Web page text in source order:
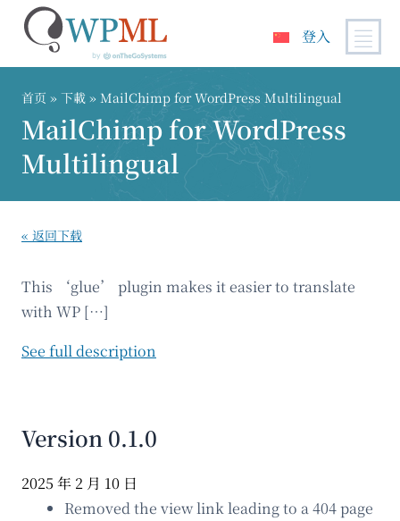
登入
首页 » 下載 » MailChimp for WordPress Multilingual
MailChimp for WordPress
Multilingual
« 返回下载
This ‘glue’ plugin makes it easier to translate
with WP […]
See full description
Version 0.1.0
2025 年 2 月 10 日
Removed the view link leading to a 404 page